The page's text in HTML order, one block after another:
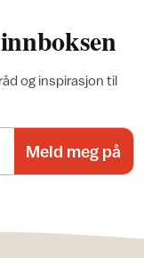
og inspirasjon til
Meld meg på